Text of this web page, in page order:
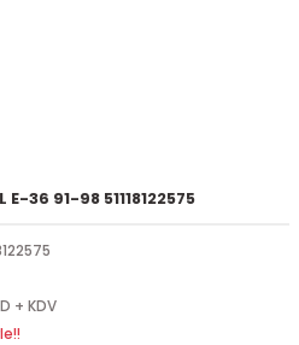
E-36 91-98 51118122575
+ KDV